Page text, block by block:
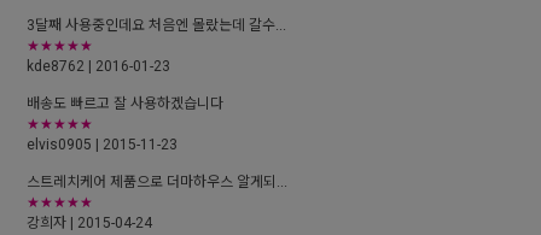
3달째 사용중인데요 처음엔 몰랐는데 갈수...
★★★★★
kde8762 | 2016-01-23
배송도 빠르고 잘 사용하겠습니다
★★★★★
elvis0905 | 2015-11-23
스트레치케어 제품으로 더마하우스 알게되...
★★★★★
강희자 | 2015-04-24